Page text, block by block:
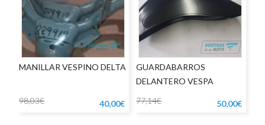
MANILLAR VESPINO DELTA
98,03€ 40,00€
GUARDABARROS
DELANTERO VESPA
77,14€ 50,00€